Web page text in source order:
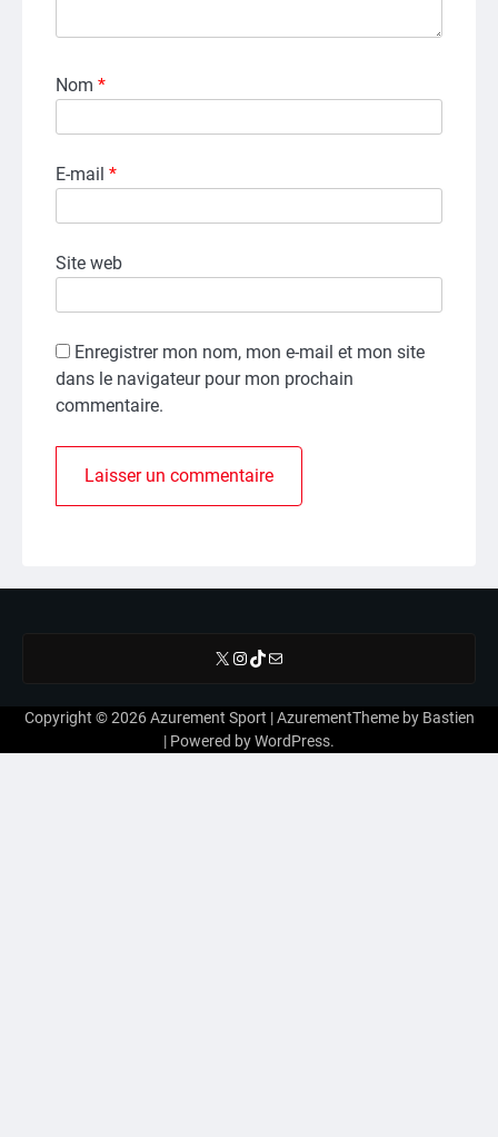
Nom *
E-mail *
Site web
Enregistrer mon nom, mon e-mail et mon site
dans le navigateur pour mon prochain
commentaire.
X Instagram
TikTok
E-mail
Copyright © 2026Azurement Sport | AzurementTheme by Bastien
| Powered byWordPress.